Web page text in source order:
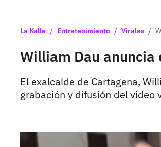
La Kalle / Entretenimiento / Virales /
William Dau
El exalcalde de Cartagena,
grabación y difusión del video